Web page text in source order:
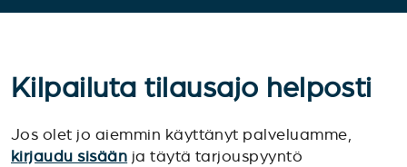
Kilpailuta tilausajo helposti
Jos olet jo aiemmin käyttänyt palveluamme,
kirjaudu sisään ja täytä tarjouspyyntö